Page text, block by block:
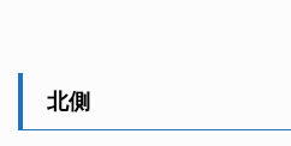
北側